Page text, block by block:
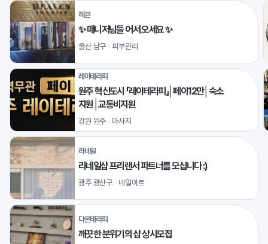
헤븐
✨ 매니저님들 어서 오세요 ✨
울산 남구 피부관리
레이테라피
원주 혁신도시 「레이테라피」│페이12만│숙소
지원│교통비지원
강원 원주 마사지
라네일
라네일샵 프리랜서 파트너를 모십니다 :)
광주 광산구 네일아트
다온테라피
깨끗한 분위기의 샵 상시모집